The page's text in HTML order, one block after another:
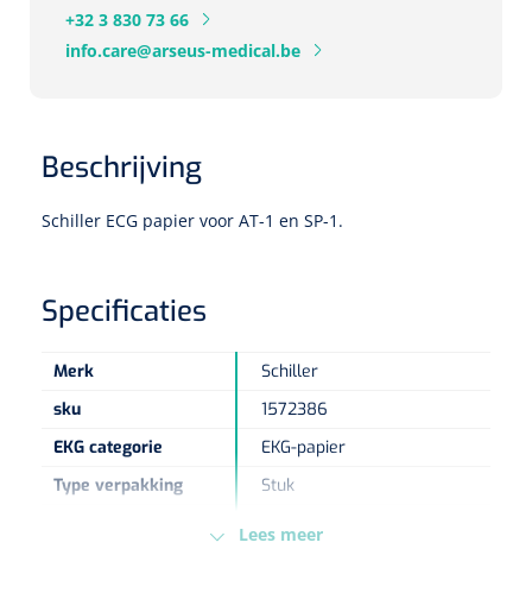
Verzwaringsdekens
Eethulpmiddelen
Eetplateau's
Slabben
Foetale en Vasculaire dopplers
Colposcopen
Urologie
Nopa
Vaatklem Pean - zonder tanden - gebogen - 14 cm - 1 st
+32 3 830 73 66
info.care@arseus-medical.be
Beschrijving
Schiller ECG papier voor AT-1 en SP-1.
Specificaties
Lees meer
Merk
Schiller
sku
1572386
EKG categorie
EKG-papier
Type verpakking
Stuk
Im